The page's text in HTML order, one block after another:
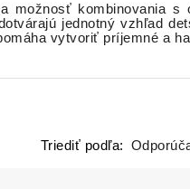
možnosť kombinovania s
jednotný vzhľad
vytvoriť príjemné a
Triediť podľa: